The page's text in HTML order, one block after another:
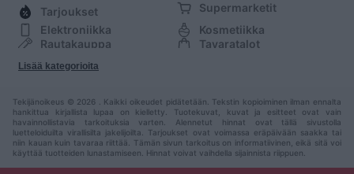
Tarjoukset
Supermarketit
Elektroniikka
Kosmetiikka
Rautakauppa
Tavaratalot
Urheilu
Lisää kategorioita
Tekijänoikeus © 2026 . Kaikki oikeudet pidätetään. Tekstin kopioiminen ilman ennalta
hankittua kirjallista lupaa on kielletty. Tuotekuvat, kuvat ja esitteet ovat vain
havainnollistavia tarkoituksia varten. Alennetut hinnat ovat tällä sivustolla
luetteloiduilta virallisilta jakelijoilta. Tarjoukset ovat voimassa eräpäivään saakka tai
niin kauan kuin tavaraa riittää. Tämän sivun tarkoitus on informatiivinen, eikä sitä voi
käyttää tuotteiden lunastamiseen. Hinnat voivat vaihdella sijainnista riippuen.